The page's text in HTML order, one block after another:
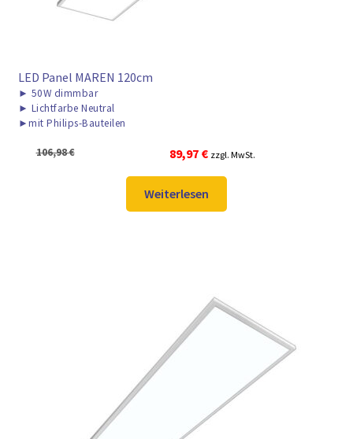
LED Panel MAREN 120cm
► 50W dimmbar
► Lichtfarbe Neutral
►mit Philips-Bauteilen
106,98€
Ursprünglicher
Preis
war:
106,98 €
89,97 €Aktueller
Preis
ist:
89,97 €.
zzgl. MwSt.
Weiterlesen